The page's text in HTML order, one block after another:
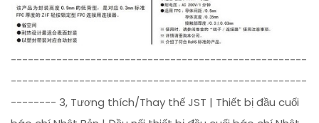
----------------------------------------------------
----------------------------------------------------
-------- 3, Tương thích/Thay thế JST | Thiết bị đầu cuối